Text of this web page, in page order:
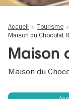
Accueil Tourisme
Maison du Chocolat
Maison
Maison du